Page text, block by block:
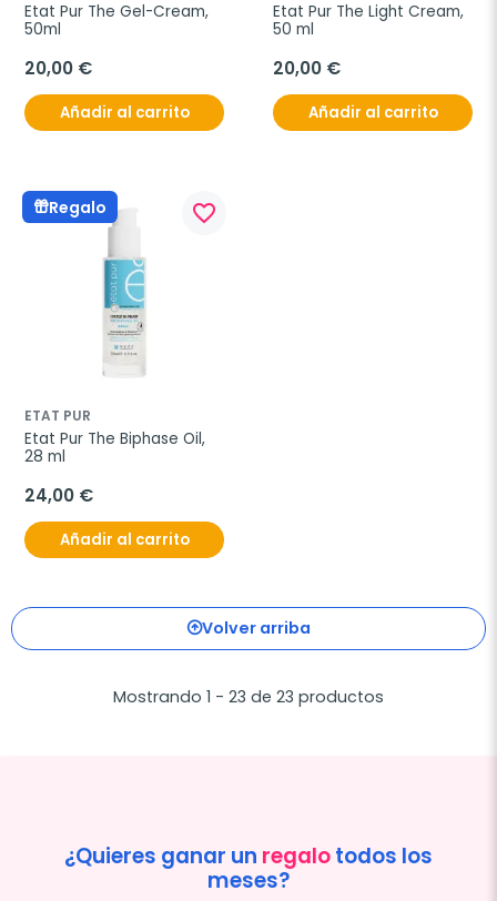
Etat Pur The Gel-Cream,
50ml
20,00 €
Añadir al carrito
Etat Pur The Light Cream,
50 ml
20,00 €
Añadir al carrito
Regalo favorite_border
ETAT PUR
Etat Pur The Biphase Oil,
28 ml
24,00 €
Añadir al carrito
Volver arriba
Mostrando 1 - 23 de 23 productos
¿Quieres ganar un regalotodos los
meses?